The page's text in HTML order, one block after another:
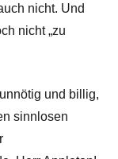
nicht. Und
nicht „zu
und billig,
sinnlosen